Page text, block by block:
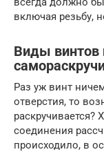
включая резьбу,
Виды винтов
Раз уж винт
отверстия, то
раскручивается?
соединения
происходило, в